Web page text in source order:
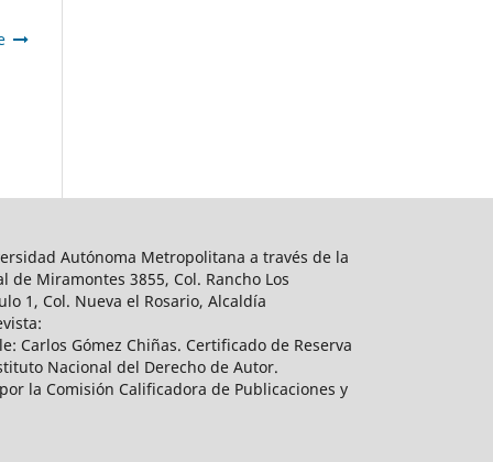
Autónoma Metropolitana a través de la
de Miramontes 3855, Col. Rancho Los
1, Col. Nueva el Rosario, Alcaldía
Carlos Gómez Chiñas. Certificado de Reserva
Nacional del Derecho de Autor.
la Comisión Calificadora de Publicaciones y